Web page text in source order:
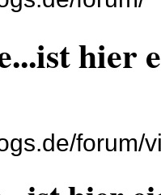
hier
forum/